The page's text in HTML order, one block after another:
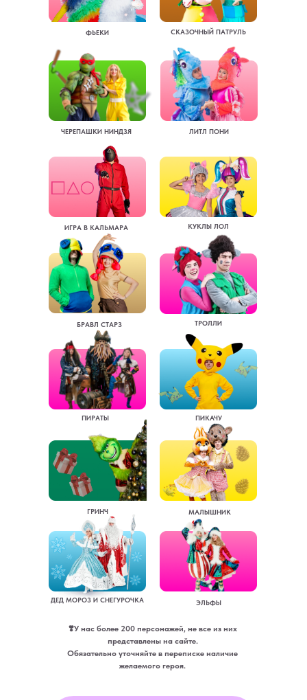
❣️У нас более 200 персонажей, не все из них
представлены на сайте.
Обязательно уточняйте в переписке наличие
желаемого героя.
ГРИНЧ
ЧЕРЕПАШКИ НИНДЗЯ
МАЛЫШНИК
ТРОЛЛИ
КУКЛЫ ЛОЛ
ПИРАТЫ
ФЬЕКИ
ЭЛЬФЫ
БРАВЛ СТАРЗ
СКАЗОЧНЫЙ ПАТРУЛЬ
ПИКАЧУ
ДЕД МОРОЗ И СНЕГУРОЧКА
ЛИТЛ ПОНИ
ИГРА В КАЛЬМАРА